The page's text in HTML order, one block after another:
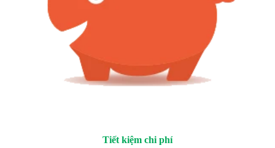
Tiết kiệm chi phí